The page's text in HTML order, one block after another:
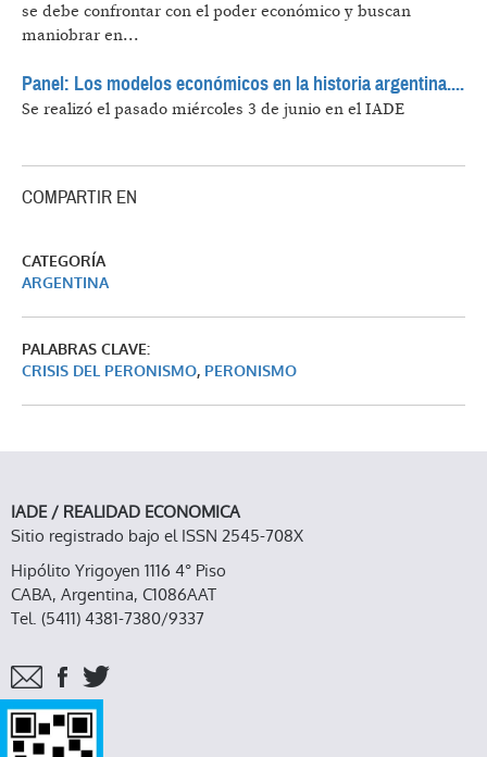
se debe confrontar con el poder económico y buscan
maniobrar en...
Panel: Los modelos económicos en la historia argentina....
Se realizó el pasado miércoles 3 de junio en el IADE
COMPARTIR EN
CATEGORÍA
ARGENTINA
PALABRAS CLAVE:
CRISIS DEL PERONISMO, PERONISMO
IADE / REALIDAD ECONOMICA
Sitio registrado bajo el ISSN 2545-708X
Hipólito Yrigoyen 1116 4° Piso
CABA, Argentina, C1086AAT
Tel. (5411) 4381-7380/9337